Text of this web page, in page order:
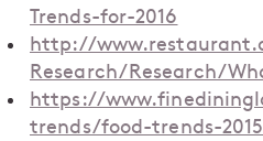
Trends-for-2016
http://
Research/Research/
https://
trends/food-trends-